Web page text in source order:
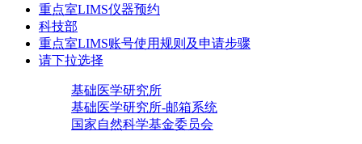
重点室LIMS仪器预约
科技部
重点室LIMS账号使用规则及申请步骤
请下拉选择
基础医学研究所
基础医学研究所-邮箱系统
国家自然科学基金委员会